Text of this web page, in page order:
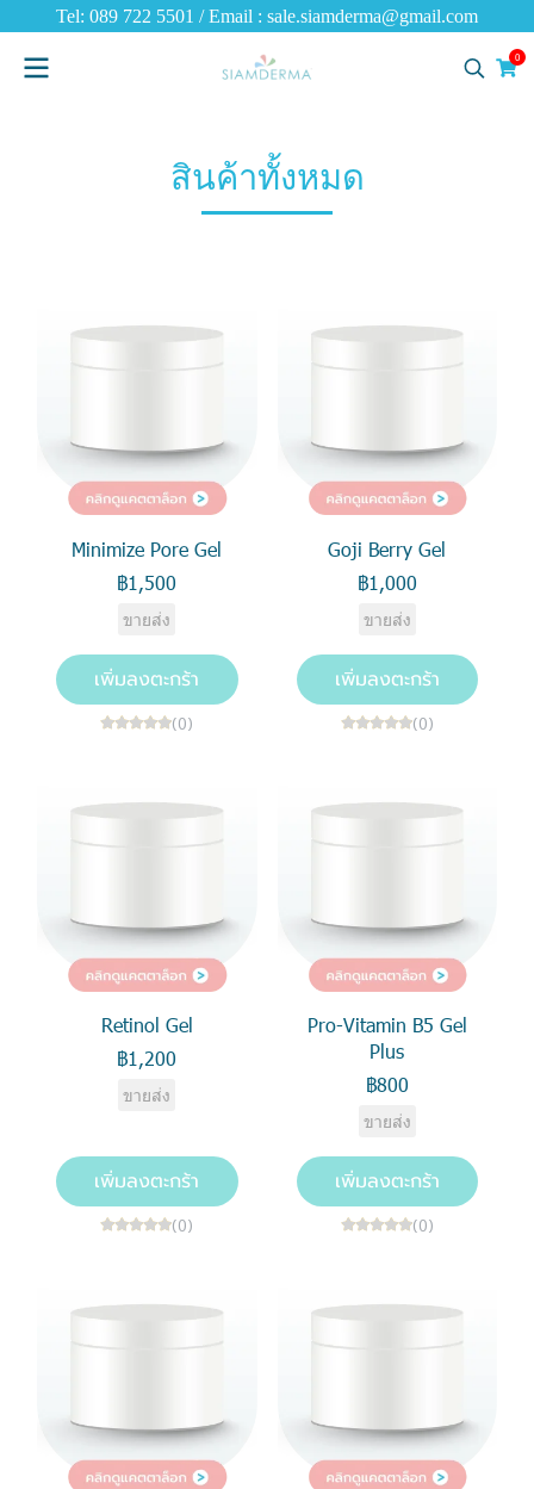
Tel: 089 722 5501 / Email : sale.siamderma@gmail.com
0
สินค้าทั้งหมด
Minimize Pore Gel
฿1,500
ขายส่ง
เพิ่มลงตะกร้า
(0)
Goji Berry Gel
฿1,000
ขายส่ง
เพิ่มลงตะกร้า
(0)
Retinol Gel
฿1,200
ขายส่ง
เพิ่มลงตะกร้า
(0)
Pro-Vitamin B5 Gel
Plus
฿800
ขายส่ง
เพิ่มลงตะกร้า
(0)